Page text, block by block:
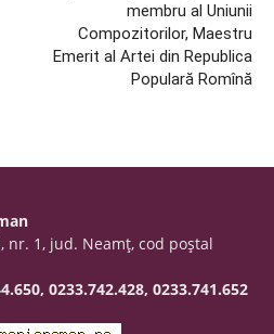
membru al Uniunii
Compozitorilor, Maestru
Emerit al Artei din Republica
Populară Romînă
nr. 1, jud. Neamţ, cod poştal
0233.742.428, 0233.741.652